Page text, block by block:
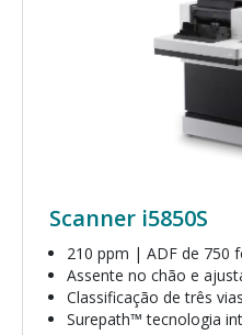
Scanner i5850S
210 ppm | ADF de 750
Assente no chão e
Classificação de três vias
Surepath™ tecnologia